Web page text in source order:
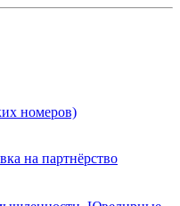
на партнёрство
номеров)